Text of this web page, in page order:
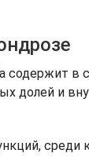
содержит
долей и
среди